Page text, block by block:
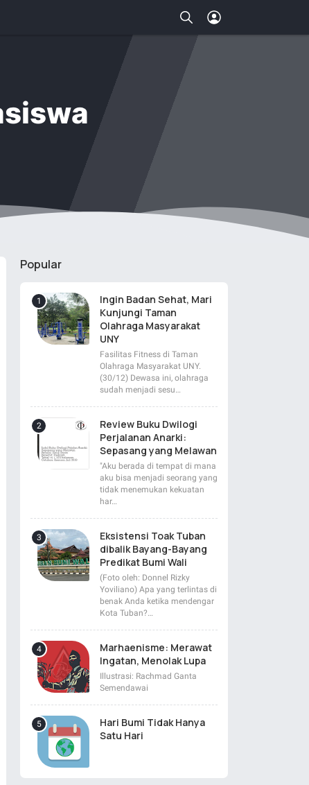
Popular
Ingin Badan Sehat, Mari
Kunjungi Taman
Olahraga Masyarakat
UNY
Fasilitas Fitness di Taman
Olahraga Masyarakat UNY.
(30/12) Dewasa ini, olahraga
sudah menjadi sesu…
Review Buku Dwilogi
Perjalanan Anarki:
Sepasang yang Melawan
"Aku berada di tempat di mana
aku bisa menjadi seorang yang
tidak menemukan kekuatan
har…
Eksistensi Toak Tuban
dibalik Bayang-Bayang
Predikat Bumi Wali
(Foto oleh: Donnel Rizky
Yoviliano) Apa yang terlintas di
benak Anda ketika mendengar
Kota Tuban?…
Marhaenisme: Merawat
Ingatan, Menolak Lupa
Illustrasi: Rachmad Ganta
Semendawai
Hari Bumi Tidak Hanya
Satu Hari